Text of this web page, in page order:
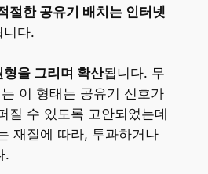
절한 공유기 배치는 인터넷
니다.
을 그리며 확산됩니다. 무
이 형태는 공유기 신호가
질 수 있도록 고안되었는데
재질에 따라, 투과하거나
.